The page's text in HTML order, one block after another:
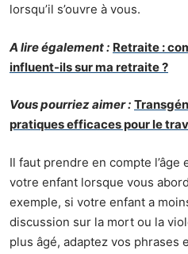
lorsqu’il s’ouvre à vous.
A lire également : Retraite :
influent-ils sur ma retraite ?
Vous pourriez aimer :
pratiques efficaces pour le
Il faut prendre en compte
votre enfant lorsque vous
exemple, si votre enfant a
discussion sur la mort ou la
plus âgé, adaptez vos phrases